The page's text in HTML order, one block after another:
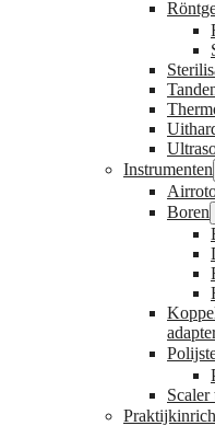
Instrumenten
Boren
Scaler